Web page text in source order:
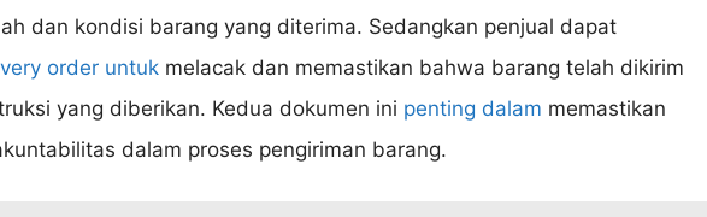
dan kondisi barang yang diterima. Sedangkan penjual dapat
order untuk melacak dan memastikan bahwa barang telah dikirim
yang diberikan. Kedua dokumen ini penting dalam memastikan
dalam proses pengiriman barang.